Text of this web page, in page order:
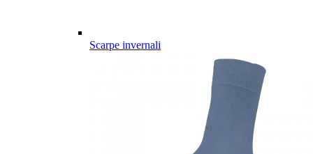
Scarpe invernali